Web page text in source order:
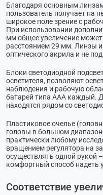
Благодаря основным
пользователь получает на
широкое поле зрение с
При использовании
мм общее увеличение
расстоянием 29 мм. Линзы
оптического акрила и не
Блоки светодиодной
осветителя, позволяют
наблюдения и рабочую
батарей типа ААА каждый.
находятся рядом со
Пластиковое очелье
головы в большом
практически любому
вращением регулятора на
осуществлять одной рукой
комфортный способ надеть
Соответствие